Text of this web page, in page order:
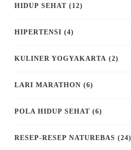
HIDUP SEHAT (12)
HIPERTENSI (4)
KULINER YOGYAKARTA (2)
LARI MARATHON (6)
POLA HIDUP SEHAT (6)
RESEP-RESEP NATUREBAS (24)